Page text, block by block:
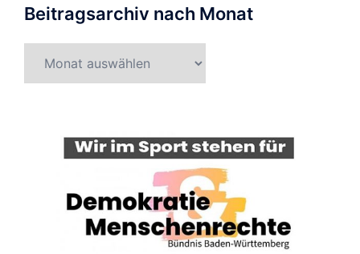
Beitragsarchiv nach Monat
nach